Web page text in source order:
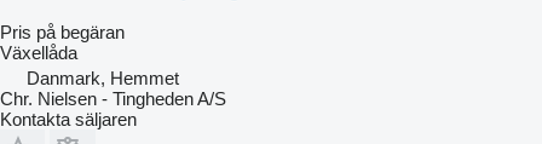
Pris på begäran
Växellåda
Danmark, Hemmet
Chr. Nielsen - Tingheden A/S
Kontakta säljaren